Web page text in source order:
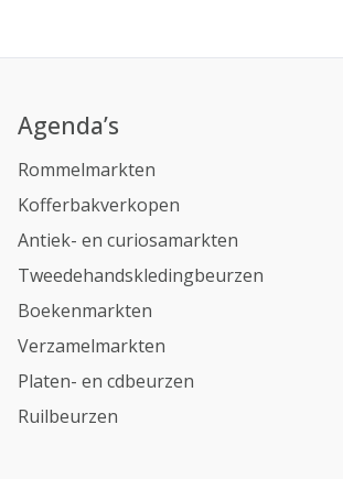
Agenda’s
Rommelmarkten
Kofferbakverkopen
Antiek- en curiosamarkten
Tweedehandskledingbeurzen
Boekenmarkten
Verzamelmarkten
Platen- en cdbeurzen
Ruilbeurzen